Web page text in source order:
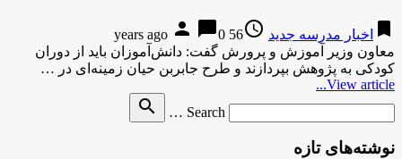
bookmark اخبار مدرسه جدید access_time
56 years ago
person chat_bubble0
معاون وزیر آموزش و پرورش گفت: دانش‌آموزان باید از دوران
کودکی به پژوهش بپردازند و طرح جابربن حیان زمینه‌ای در …
View article...
Search …
search
نوشته‌های تازه